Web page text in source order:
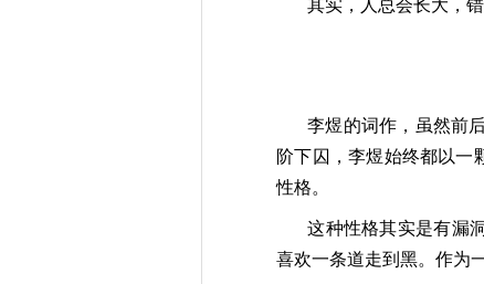
其实，人总会长大，
李煜的词作，虽然前
阶下囚，李煜始终都以一
性格。
这种性格其实是有漏
喜欢一条道走到黑。作为